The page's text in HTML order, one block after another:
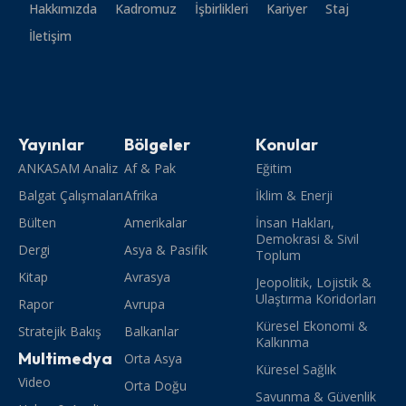
Hakkımızda Kadromuz İşbirlikleri Kariyer
Staj
İletişim
Yayınlar
ANKASAM Analiz
Balgat Çalışmaları
Bülten
Dergi
Kitap
Rapor
Stratejik Bakış
Multimedya
Video
Bölgeler
Af & Pak
Afrika
Amerikalar
Asya & Pasifik
Avrasya
Avrupa
Balkanlar
Orta Asya
Orta Doğu
Konular
Eğitim
İklim & Enerji
İnsan Hakları,
Demokrasi & Sivil
Toplum
Jeopolitik, Lojistik &
Ulaştırma Koridorları
Küresel Ekonomi &
Kalkınma
Küresel Sağlık
Savunma & Güvenlik